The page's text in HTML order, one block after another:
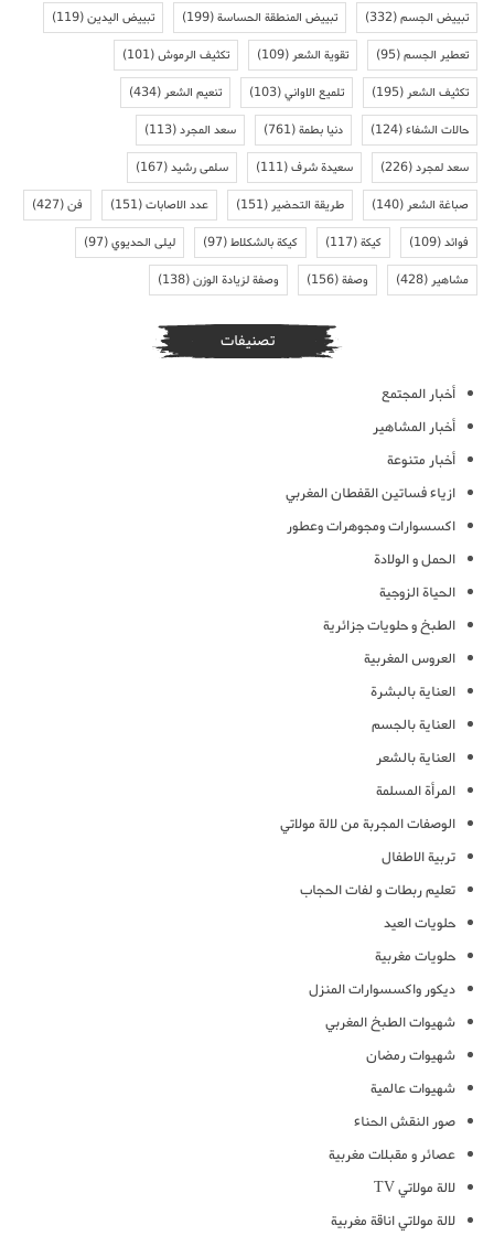
تبييض الجسم(332) تبييض المنطقة الحساسة(199) تبييض اليدين(119)
تعطير الجسم(95) تقوية الشعر(109) تكثيف الرموش(101)
تكثيف الشعر(195) تلميع الاواني(103) تنعيم الشعر(434)
حالات الشفاء(124) دنيا بطمة(761) سعد المجرد(113)
سعد لمجرد(226) سعيدة شرف(111) سلمى رشيد(167)
صباغة الشعر(140) طريقة التحضير(151) عدد الاصابات(151) فن(427)
فوائد(109) كيكة(117) كيكة بالشكلاط(97) ليلى الحديوي(97)
مشاهير(428) وصفة(156) وصفة لزيادة الوزن(138)
تصنيفات
أخبار المجتمع
أخبار المشاهير
أخبار متنوعة
ازياء فساتين القفطان المغربي
اكسسوارات ومجوهرات وعطور
الحمل و الولادة
الحياة الزوجية
الطبخ و حلويات جزائرية
العروس المغربية
العناية بالبشرة
العناية بالجسم
العناية بالشعر
المرأة المسلمة
الوصفات المجربة من لالة مولاتي
تربية الاطفال
تعليم ربطات و لفات الحجاب
حلويات العيد
حلويات مغربية
ديكور واكسسوارات المنزل
شهيوات الطبخ المغربي
شهيوات رمضان
شهيوات عالمية
صور النقش الحناء
عصائر و مقبلات مغربية
لالة مولاتي TV
لالة مولاتي اناقة مغربية